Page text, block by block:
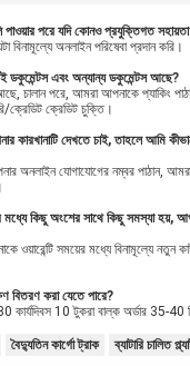
পরে যদি কোনও প্রযুক্তিগত
বিনামূল্যে অনলাইন পরিষেবা প্রদান করি।
ডকুমেন্টস এবং অন্যান্য ডকুমেন্টস আছে?
চালান পরে, আমরা আপনাকে প্যাকিং
ক্রেডিট ক্রেডিট চুক্তি।
কারখানাটি দেখতে চাই, তাহলে আমি
অনলাইন যোগাযোগের নম্বর পাঠান,
মধ্যে কিছু অংশের সাথে কিছু সমস্যা হয়,
ওয়ারেন্টি সময়ের মধ্যে বিনামূল্যে নতুন
বিতরণ করা যেতে পারে?
10 টুকরা বাল্ক অর্ডার 35-40
বৈদ্যুতিন কার্গো ট্রাক ব্যাটারি চালিত